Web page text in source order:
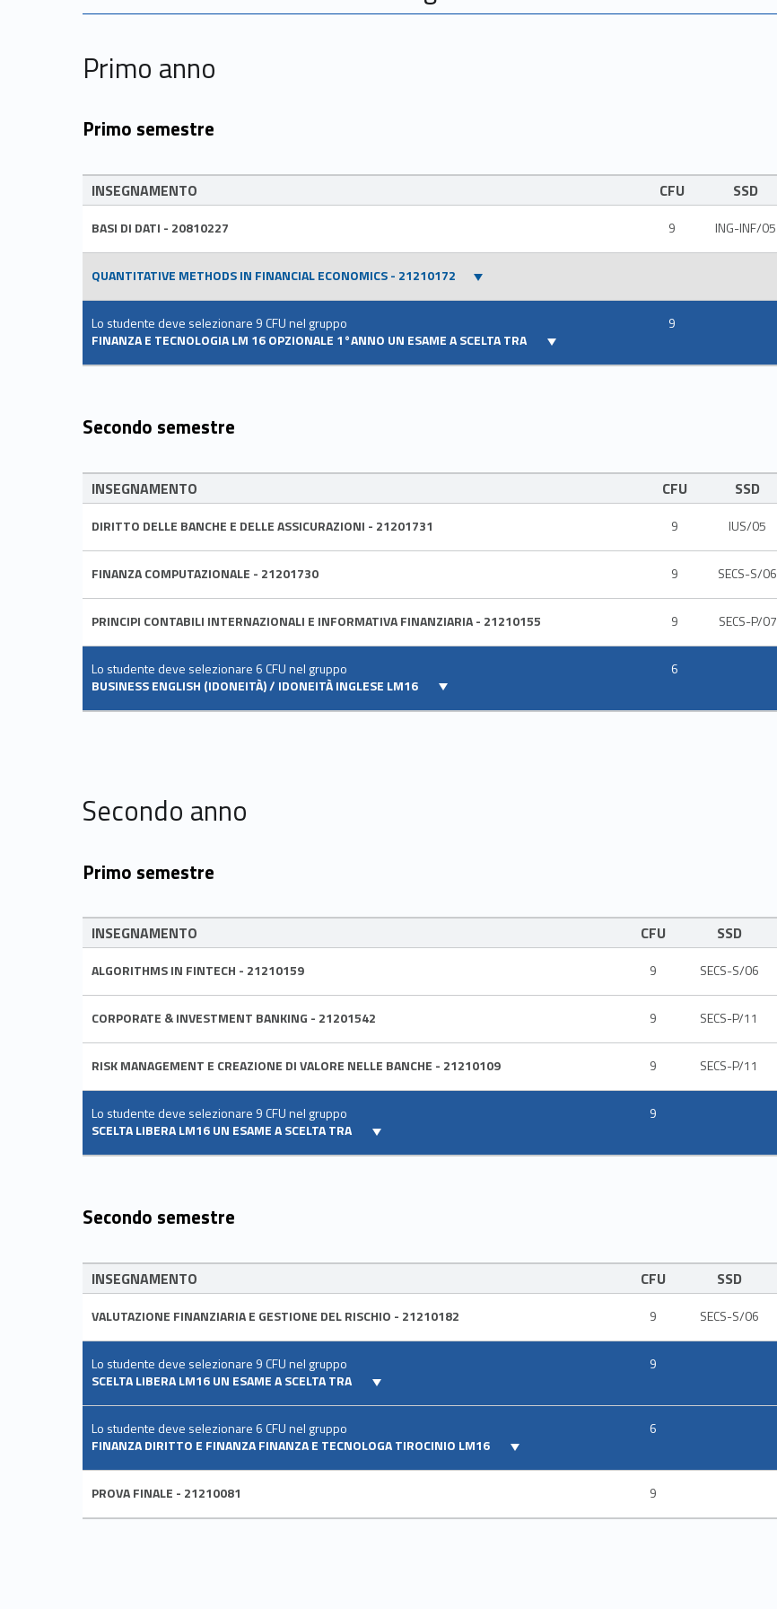
Primo anno
Primo semestre
INSEGNAMENTO CFU SSD
BASI DI DATI - 20810227 9 ING-INF/05
QUANTITATIVE METHODS IN FINANCIAL ECONOMICS - 21210172
Lo studente deve selezionare 9 CFU nel gruppo
FINANZA E TECNOLOGIA LM 16 OPZIONALE 1°ANNO UN ESAME A SCELTA TRA
9
Secondo semestre
INSEGNAMENTO CFU SSD
DIRITTO DELLE BANCHE E DELLE ASSICURAZIONI - 21201731 9 IUS/05
FINANZA COMPUTAZIONALE - 21201730 9 SECS-S/06
PRINCIPI CONTABILI INTERNAZIONALI E INFORMATIVA FINANZIARIA - 21210155 9 SECS-P/07
Lo studente deve selezionare 6 CFU nel gruppo
BUSINESS ENGLISH (IDONEITÀ) / IDONEITÀ INGLESE LM16
6
Secondo anno
Primo semestre
INSEGNAMENTO CFU SSD
ALGORITHMS IN FINTECH - 21210159 9 SECS-S/06
CORPORATE & INVESTMENT BANKING - 21201542 9 SECS-P/11
RISK MANAGEMENT E CREAZIONE DI VALORE NELLE BANCHE - 21210109 9 SECS-P/11
Lo studente deve selezionare 9 CFU nel gruppo
SCELTA LIBERA LM16 UN ESAME A SCELTA TRA
9
Secondo semestre
INSEGNAMENTO CFU SSD
VALUTAZIONE FINANZIARIA E GESTIONE DEL RISCHIO - 21210182 9 SECS-S/06
Lo studente deve selezionare 9 CFU nel gruppo
SCELTA LIBERA LM16 UN ESAME A SCELTA TRA
9
Lo studente deve selezionare 6 CFU nel gruppo
FINANZA DIRITTO E FINANZA FINANZA E TECNOLOGA TIROCINIO LM16
6
PROVA FINALE - 21210081 9